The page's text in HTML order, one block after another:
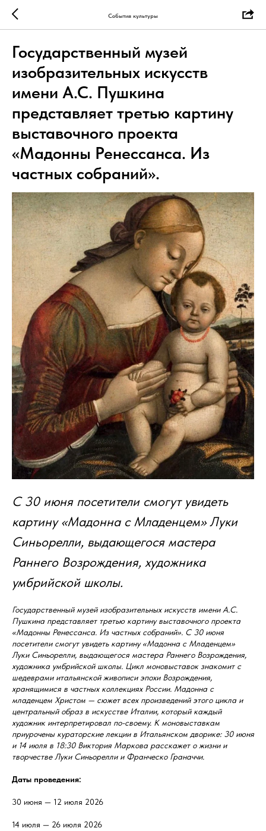
События культуры
Государственный музей
изобразительных искусств
имени А.С. Пушкина
представляет третью картину
выставочного проекта
«Мадонны Ренессанса. Из
частных собраний».
С 30 июня посетители смогут увидеть
картину «Мадонна с Младенцем» Луки
Синьорелли, выдающегося мастера
Раннего Возрождения, художника
умбрийской школы.
Государственный музей изобразительных искусств имени А.С.
Пушкина представляет третью картину выставочного проекта
«Мадонны Ренессанса. Из частных собраний». С 30 июня
посетители смогут увидеть картину «Мадонна с Младенцем»
Луки Синьорелли, выдающегося мастера Раннего Возрождения,
художника умбрийской школы. Цикл моновыставок знакомит с
шедеврами итальянской живописи эпохи Возрождения,
хранящимися в частных коллекциях России. Мадонна с
младенцем Христом — сюжет всех произведений этого цикла и
центральный образ в искусстве Италии, который каждый
художник интерпретировал по-своему. К моновыставкам
приурочены кураторские лекции в Итальянском дворике: 30 июня
и 14 июля в 18:30 Виктория Маркова расскажет о жизни и
творчестве Луки Синьорелли и Франческо Граначчи.
Даты проведения:
30 июня — 12 июля 2026
14 июля — 26 июля 2026